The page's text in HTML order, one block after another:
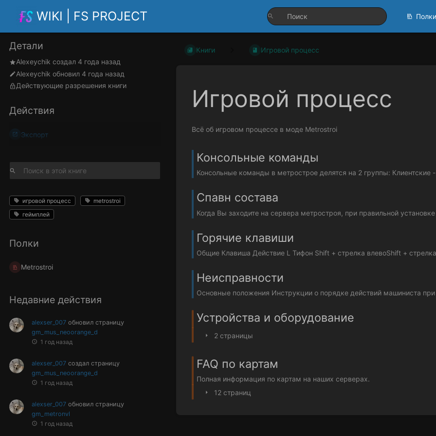
WIKI | FS PROJECT Полки
Детали
Alexeychik создал 4 года назад
Alexeychik обновил 4 года назад
Действующие разрешения книги
Действия
Экспорт
игровой процесс
metrostroi
геймплей
Полки
Metrostroi
Недавние действия
alexser_007 обновил страницу
gm_mus_neoorange_d
1 год назад
alexser_007 создал страницу
gm_mus_neoorange_d
1 год назад
alexser_007 обновил страницу
gm_metronvl
1 год назад
Книги Игровой процесс
Игровой процесс
Всё об игровом процессе в моде Metrostroi
Консольные команды
Консольные команды в метрострое делятся на 2 группы: Клиентские
Спавн состава
Когда Вы заходите на сервера метростроя, при правильной
Горячие клавиши
Общие Клавиша Действие L Тифон Shift + стрелка влевоShift +
Неисправности
Основные положения Инструкции о порядке действий машиниста при
Устройства и оборудование
2 страницы
FAQ по картам
Полная информация по картам на наших серверах.
12 страниц